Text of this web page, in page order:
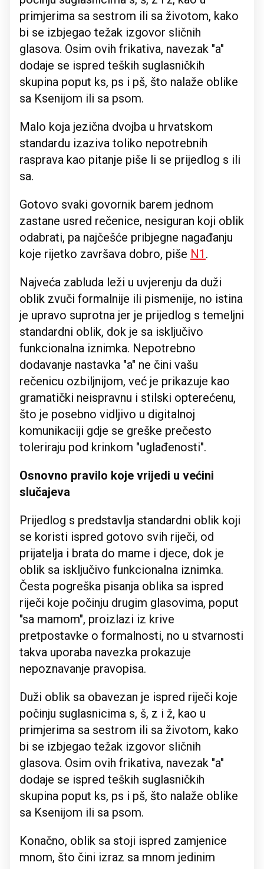
primjerima sa sestrom ili sa životom, kako
bi se izbjegao težak izgovor sličnih
glasova. Osim ovih frikativa, navezak "a"
dodaje se ispred teških suglasničkih
skupina poput ks, ps i pš, što nalaže oblike
sa Ksenijom ili sa psom.
Malo koja jezična dvojba u hrvatskom
standardu izaziva toliko nepotrebnih
rasprava kao pitanje piše li se prijedlog s ili
sa.
Gotovo svaki govornik barem jednom
zastane usred rečenice, nesiguran koji oblik
odabrati, pa najčešće pribjegne nagađanju
koje rijetko završava dobro, piše N1 .
Najveća zabluda leži u uvjerenju da duži
oblik zvuči formalnije ili pismenije, no istina
je upravo suprotna jer je prijedlog s temeljni
standardni oblik, dok je sa isključivo
funkcionalna iznimka. Nepotrebno
dodavanje nastavka "a" ne čini vašu
rečenicu ozbiljnijom, već je prikazuje kao
gramatički neispravnu i stilski opterećenu,
što je posebno vidljivo u digitalnoj
komunikaciji gdje se greške prečesto
toleriraju pod krinkom "uglađenosti".
Osnovno pravilo koje vrijedi u većini
slučajeva
Prijedlog s predstavlja standardni oblik koji
se koristi ispred gotovo svih riječi, od
prijatelja i brata do mame i djece, dok je
oblik sa isključivo funkcionalna iznimka.
Česta pogreška pisanja oblika sa ispred
riječi koje počinju drugim glasovima, poput
"sa mamom", proizlazi iz krive
pretpostavke o formalnosti, no u stvarnosti
takva uporaba navezka prokazuje
nepoznavanje pravopisa.
Duži oblik sa obavezan je ispred riječi koje
počinju suglasnicima s, š, z i ž, kao u
primjerima sa sestrom ili sa životom, kako
bi se izbjegao težak izgovor sličnih
glasova. Osim ovih frikativa, navezak "a"
dodaje se ispred teških suglasničkih
skupina poput ks, ps i pš, što nalaže oblike
sa Ksenijom ili sa psom.
Konačno, oblik sa stoji ispred zamjenice
mnom, što čini izraz sa mnom jedinim